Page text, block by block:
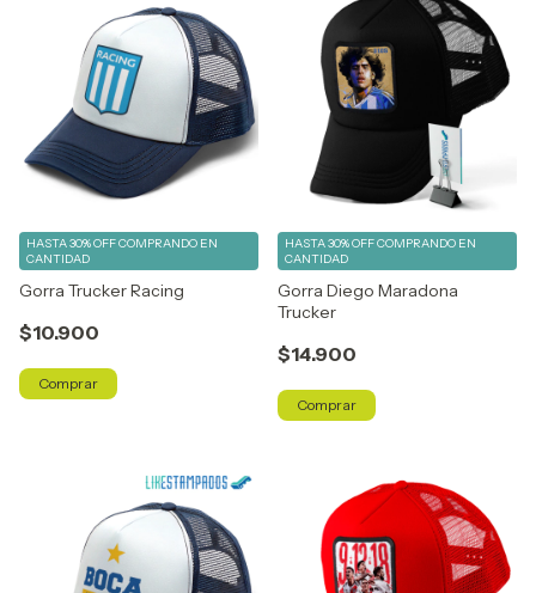
Gorra Trucker Racing
$10.900
HASTA 30% OFFCOMPRANDO EN
CANTIDAD
Comprar
Gorra Diego Maradona
Trucker
$14.900
HASTA 30% OFFCOMPRANDO EN
CANTIDAD
Comprar